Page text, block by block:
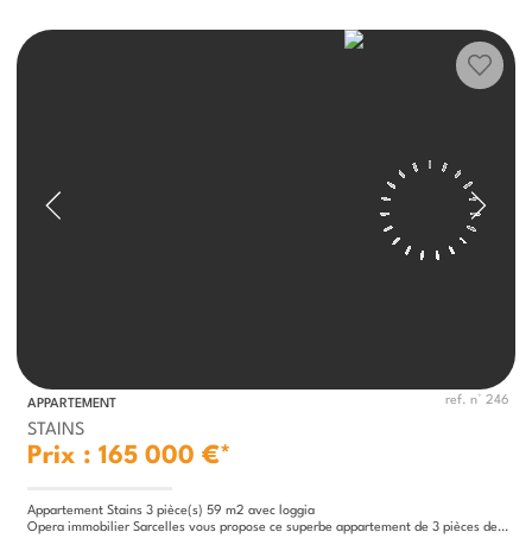
APPARTEMENT ref. n° 246
STAINS
Prix : 165 000 €*
Appartement Stains 3 pièce(s) 59 m2 avec loggia
Opera immobilier Sarcelles vous propose ce superbe appartement de 3 pièces de 59 m² en EXCELLENT ETAT, situé dans une...